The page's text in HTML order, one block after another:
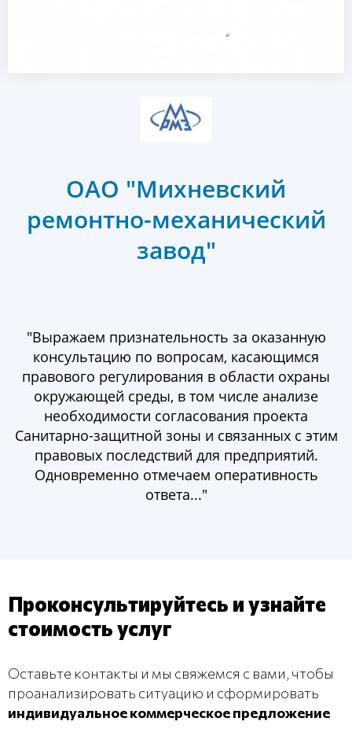
ОАО "Михневский
ремонтно-механический
завод"
"Выражаем признательность за оказанную
консультацию по вопросам, касающимся
правового регулирования в области охраны
окружающей среды, в том числе анализе
необходимости согласования проекта
Санитарно-защитной зоны и связанных с этим
правовых последствий для предприятий.
Одновременно отмечаем оперативность
ответа..."
Проконсультируйтесь и узнайте
стоимость услуг
Оставьте контакты и мы свяжемся с вами, чтобы
проанализировать ситуацию и сформировать
индивидуальное коммерческое предложение